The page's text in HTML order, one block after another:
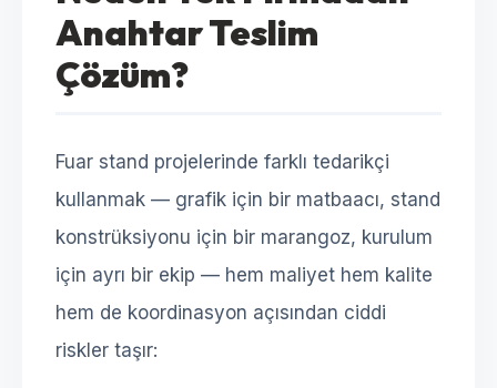
Anahtar Teslim
Çözüm?
Fuar stand projelerinde farklı tedarikçi
kullanmak — grafik için bir matbaacı, stand
konstrüksiyonu için bir marangoz, kurulum
için ayrı bir ekip — hem maliyet hem kalite
hem de koordinasyon açısından ciddi
riskler taşır: